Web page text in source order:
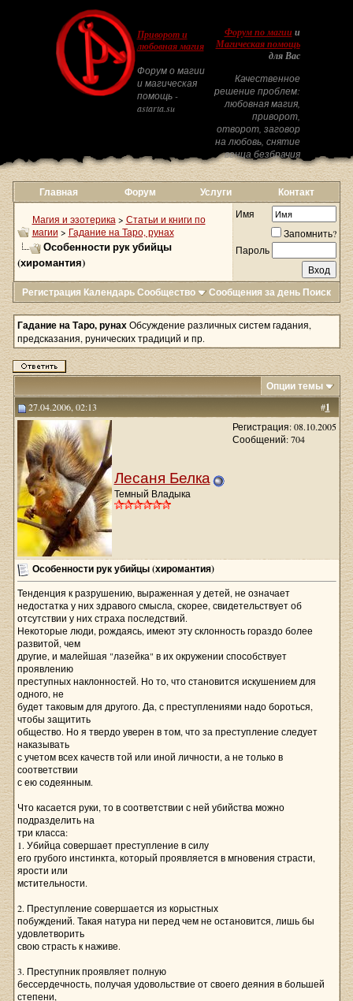
Приворот и
любовная магия
Форум о магии
и магическая
помощь -
astarta.su
Форум по магиии
Магическая помощь
для Вас
Качественное
решение проблем:
любовная магия,
приворот,
отворот, заговор
на любовь, снятие
венца безбрачия
Главная Форум Услуги Контакт
Магия и эзотерика > Статьи и книги по
магии > Гадание на Таро, рунах
Особенности рук убийцы
(хиромантия)
Имя
Запомнить?
Пароль
Регистрация КалендарьСообщество Сообщения за день Поиск
Гадание на Таро, рунах Обсуждение различных систем гадания,
предсказания, рунических традиций и пр.
Опции темы
#1
27.04.2006, 02:13
Лесаня Белка
Темный Владыка
Регистрация: 08.10.2005
Сообщений: 704
Особенности рук убийцы (хиромантия)
Тенденция к разрушению, выраженная у детей, не означает
недостатка у них здравого смысла, скорее, свидетельствует об
отсутствии у них страха последствий.
Некоторые люди, рождаясь, имеют эту склонность гораздо более
развитой, чем
другие, и малейшая "лазейка" в их окружении способствует
проявлению
преступных наклонностей. Но то, что становится искушением для
одного, не
будет таковым для другого. Да, с преступлениями надо бороться,
чтобы защитить
общество. Но я твердо уверен в том, что за преступление следует
наказывать
с учетом всех качеств той или иной личности, а не только в
соответствии
с ею содеянным.
Что касается руки, то в соответствии с ней убийства можно
подразделить на
три класса:
1. Убийца совершает преступление в силу
его грубого инстинкта, который проявляется в мгновения страсти,
ярости или
мстительности.
2. Преступление совершается из корыстных
побуждений. Такая натура ни перед чем не остановится, лишь бы
удовлетворить
свою страсть к наживе.
3. Преступник проявляет полную
бессердечность, получая удовольствие от своего деяния в большей
степени,